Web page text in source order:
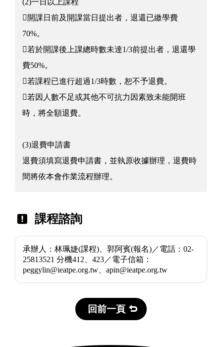
(2)一日以上課程
開課日前及開課當日提出者，退還已繳學費
70%。
若於開課後上課總時數未達1/3前提出者，退還學
費50%。
若課程已進行超過1/3時數，恕不予退費。
若因人數不足或其他不可抗力因素致未能開班
時，將全額退費。
(3)退費申請書
退費須填寫退費申請書，並執原收據辦理，退費時
間將依本會作業流程辦理。
課程諮詢
承辦人：林珮婕(課程)、郭阿賓(報名)／電話：02-
25813521 分機412、423／電子信箱：
peggylin@ieatpe.org.tw、apin@ieatpe.org.tw
回前一頁